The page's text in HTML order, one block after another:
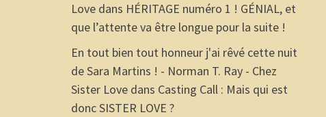
Lovedans HÉRITAGE numéro 1 ! GÉNIAL, et
que l’attente va être longue pour la suite !
En tout bien tout honneur j'ai rêvé cette nuit
de Sara Martins ! - Norman T. Ray - Chez
Sister Lovedans Casting Call : Mais qui est
donc SISTER LOVE ?